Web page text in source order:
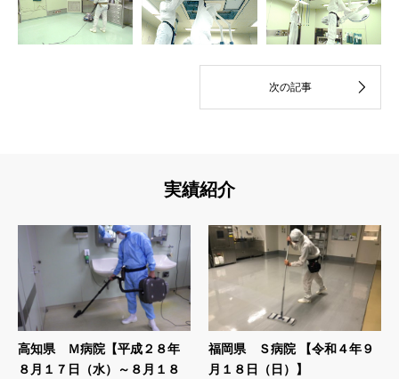
実績紹介
高知県 Ｍ病院【平成２８年
８月１７日（水）～８月１８
福岡県 Ｓ病院 【令和４年９
月１８日（日）】